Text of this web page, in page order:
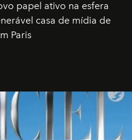
papel ativo na esfera
casa de mídia de
Paris